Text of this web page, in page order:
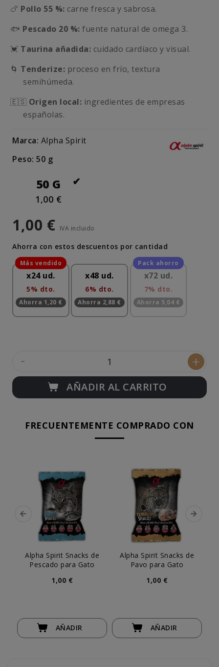
🍗 Pollo 55 %: carne fresca y sabrosa.
🐟 Pescado 20 %: fuente natural de omega 3.
💓 Taurina añadida: cuidado cardíaco y visual.
🌀 Tenderize: proceso en frío, textura
semihúmeda.
🇪🇸 Origen local: ingredientes de empresas
españolas.
Marca: Alpha Spirit
Peso: 50 g
50 G
1,00 €
1,00 € IVA incluido
Ahorra con estos descuentos por cantidad
x24 ud.
5% dto.
Ahorra 1,20 €
x48 ud.
6% dto.
Ahorra 2,88 €
x72 ud.
7% dto.
Ahorra 5,04 €
- +
AÑADIR AL CARRITO
FRECUENTEMENTE COMPRADO CON
Alpha Spirit Snacks de
Pescado para Gato
1,00 €
AÑADIR
Alpha Spirit Snacks de
Pavo para Gato
1,00 €
AÑADIR